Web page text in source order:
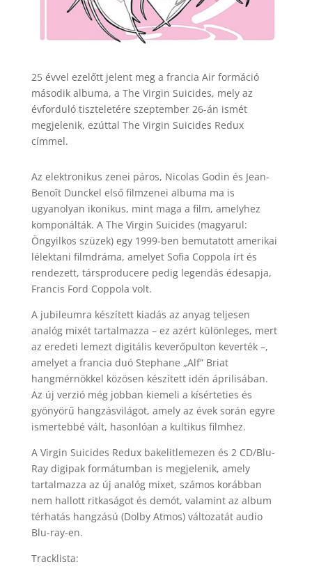
25 évvel ezelőtt jelent meg a francia Air formáció
második albuma, a The Virgin Suicides, mely az
évforduló tiszteletére szeptember 26-án ismét
megjelenik, ezúttal The Virgin Suicides Redux
címmel.
Az elektronikus zenei páros, Nicolas Godin és Jean-
Benoît Dunckel első filmzenei albuma ma is
ugyanolyan ikonikus, mint maga a film, amelyhez
komponálták. A The Virgin Suicides (magyarul:
Öngyilkos szüzek) egy 1999-ben bemutatott amerikai
lélektani filmdráma, amelyet Sofia Coppola írt és
rendezett, társproducere pedig legendás édesapja,
Francis Ford Coppola volt.
A jubileumra készített kiadás az anyag teljesen
analóg mixét tartalmazza – ez azért különleges, mert
az eredeti lemezt digitális keverőpulton keverték –,
amelyet a francia duó Stephane „Alf” Briat
hangmérnökkel közösen készített idén áprilisában.
Az új verzió még jobban kiemeli a kísérteties és
gyönyörű hangzásvilágot, amely az évek során egyre
ismertebbé vált, hasonlóan a kultikus filmhez.
A Virgin Suicides Redux bakelitlemezen és 2 CD/Blu-
Ray digipak formátumban is megjelenik, amely
tartalmazza az új analóg mixet, számos korábban
nem hallott ritkaságot és demót, valamint az album
térhatás hangzású (Dolby Atmos) változatát audio
Blu-ray-en.
Tracklista: